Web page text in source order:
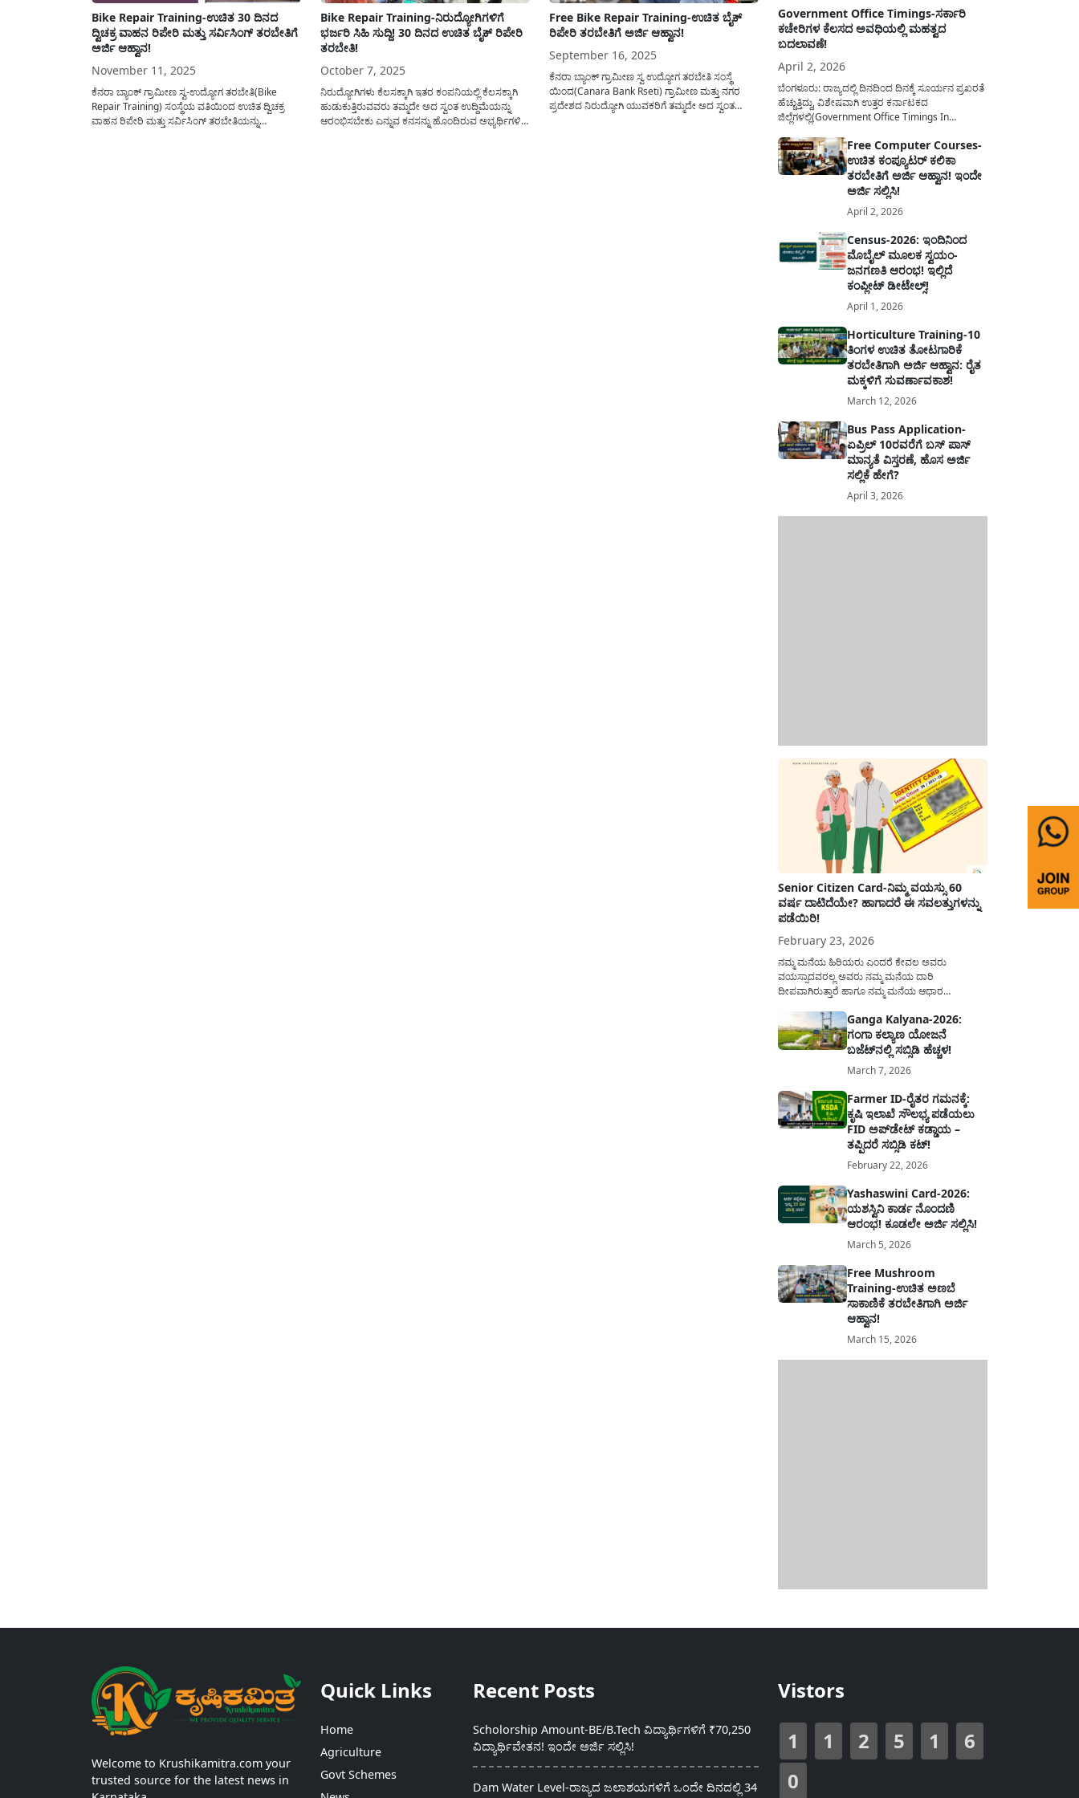
Bike Repair Training-ಉಚಿತ 30 ದಿನದ
ದ್ವಿಚಕ್ರ ವಾಹನ ರಿಪೇರಿ ಮತ್ತು ಸರ್ವಿಸಿಂಗ್ ತರಬೇತಿಗೆ
ಅರ್ಜಿ ಆಹ್ವಾನ!
November 11, 2025
ಕೆನರಾ ಬ್ಯಾಂಕ್ ಗ್ರಾಮೀಣ ಸ್ವ-ಉದ್ಯೋಗ ತರಬೇತಿ(Bike
Repair Training) ಸಂಸ್ಥೆಯ ವತಿಯಿಂದ ಉಚಿತ ದ್ವಿಚಕ್ರ
ವಾಹನ ರಿಪೇರಿ ಮತ್ತು ಸರ್ವಿಸಿಂಗ್ ತರಬೇತಿಯನ್ನು
Bike Repair Training-ನಿರುದ್ಯೋಗಿಗಳಿಗೆ
ಭರ್ಜರಿ ಸಿಹಿ ಸುದ್ದಿ! 30 ದಿನದ ಉಚಿತ ಬೈಕ್ ರಿಪೇರಿ
ತರಬೇತಿ!
October 7, 2025
ನಿರುದ್ಯೋಗಿಗಳು ಕೆಲಸಕ್ಕಾಗಿ ಇತರ ಕಂಪನಿಯಲ್ಲಿ ಕೆಲಸಕ್ಕಾಗಿ
ಹುಡುಕುತ್ತಿರುವವರು ತಮ್ಮದೇ ಅದ ಸ್ವಂತ ಉದ್ದಿಮೆಯನ್ನು
ಆರಂಭಿಸಬೇಕು ಎನ್ನುವ ಕನಸನ್ನು ಹೊಂದಿರುವ ಅಭ್ಯರ್ಥಿಗಳಿಗೆ
Free Bike Repair Training-ಉಚಿತ ಬೈಕ್
ರಿಪೇರಿ ತರಬೇತಿಗೆ ಅರ್ಜಿ ಆಹ್ವಾನ!
September 16, 2025
ಕೆನರಾ ಬ್ಯಾಂಕ್ ಗ್ರಾಮೀಣ ಸ್ವ ಉದ್ಯೋಗ ತರಬೇತಿ ಸಂಸ್ಥೆ
ಯಿಂದ(Canara Bank Rseti) ಗ್ರಾಮೀಣ ಮತ್ತು ನಗರ
ಪ್ರದೇಶದ ನಿರುದ್ಯೋಗಿ ಯುವಕರಿಗೆ ತಮ್ಮದೇ ಅದ ಸ್ವಂತ
Government Office Timings-ಸರ್ಕಾರಿ
ಕಚೇರಿಗಳ ಕೆಲಸದ ಅವಧಿಯಲ್ಲಿ ಮಹತ್ವದ
ಬದಲಾವಣೆ!
April 2, 2026
ಬೆಂಗಳೂರು: ರಾಜ್ಯದಲ್ಲಿ ದಿನದಿಂದ ದಿನಕ್ಕೆ ಸೂರ್ಯನ ಪ್ರಖರತೆ
ಹೆಚ್ಚುತ್ತಿದ್ದು, ವಿಶೇಷವಾಗಿ ಉತ್ತರ ಕರ್ನಾಟಕದ
ಜಿಲ್ಲೆಗಳಲ್ಲಿ(Government Office Timings In
ಹಿನ್ನೆಲೆಯಲ್ಲಿ ಸರ್ಕಾರಿ ನೌಕರರ ಹಿತದೃಷ್ಟಿಯಿಂದ ಹಾಗೂ
ಸಾರ್ವಜನಿಕರ ಅನುಕೂಲಕ್ಕಾಗಿ ಕರ್ನಾಟಕ ಸರ್ಕಾರವು
ಮಹತ್ವದ ನಿರ್ಧಾರವೊಂದನ್ನು ಕೈಗೊಂಡಿದೆ. ಕಿತ್ತೂರು ಕರ್ನಾಟಕ
ಮತ್ತು ಕಲ್ಯಾಣ ಕರ್ನಾಟಕದ ಒಟ್ಟು 9 ಜಿಲ್ಲೆಗಳಲ್ಲಿ ಏಪ್ರಿಲ್...
Free Computer Courses-
ಉಚಿತ ಕಂಪ್ಯೂಟರ್ ಕಲಿಕಾ
ತರಬೇತಿಗೆ ಅರ್ಜಿ ಆಹ್ವಾನ! ಇಂದೇ
ಅರ್ಜಿ ಸಲ್ಲಿಸಿ!
April 2, 2026
Census-2026: ಇಂದಿನಿಂದ
ಮೊಬೈಲ್ ಮೂಲಕ ಸ್ವಯಂ-
ಜನಗಣತಿ ಆರಂಭ! ಇಲ್ಲಿದೆ
ಕಂಪ್ಲೀಟ್ ಡೀಟೇಲ್ಸ್!
April 1, 2026
Horticulture Training-10
ತಿಂಗಳ ಉಚಿತ ತೋಟಗಾರಿಕೆ
ತರಬೇತಿಗಾಗಿ ಅರ್ಜಿ ಆಹ್ವಾನ: ರೈತ
ಮಕ್ಕಳಿಗೆ ಸುವರ್ಣಾವಕಾಶ!
March 12, 2026
Bus Pass Application-
ಏಪ್ರಿಲ್ 10ರವರೆಗೆ ಬಸ್ ಪಾಸ್
ಮಾನ್ಯತೆ ವಿಸ್ತರಣೆ, ಹೊಸ ಅರ್ಜಿ
ಸಲ್ಲಿಕೆ ಹೇಗೆ?
April 3, 2026
Senior Citizen Card-ನಿಮ್ಮ ವಯಸ್ಸು 60
ವರ್ಷ ದಾಟಿದೆಯೇ? ಹಾಗಾದರೆ ಈ ಸವಲತ್ತುಗಳನ್ನು
ಪಡೆಯಿರಿ!
February 23, 2026
ನಮ್ಮ ಮನೆಯ ಹಿರಿಯರು ಎಂದರೆ ಕೇವಲ ಅವರು
ವಯಸ್ಸಾದವರಲ್ಲ ಅವರು ನಮ್ಮ ಮನೆಯ ದಾರಿ
ದೀಪವಾಗಿರುತ್ತಾರೆ ಹಾಗೂ ನಮ್ಮ ಮನೆಯ ಆಧಾರ
ಸಮಾಜಕ್ಕಾಗಿ ದುಡಿತಿರುತ್ತಾರೆ ಹಾಗೆಯೇ ಅವರು ತಮ್ಮ 60
ವರ್ಷಗಳ ನಂತರದ ಜೀವನವನ್ನು ನೆಮ್ಮದಿಯಿಂದ
ಕಳೆಯಬೇಕೆಂಬುದು ಪ್ರತಿಯೊಬ್ಬರ ಕನಸಾಗಿರುತ್ತದೆ ಆದ್ದರಿಂದ
ಸರ್ಕಾರವು ಹಿರಿಯ ನಾಗರಿಕರ ಗುರುತಿನ ಚೀಟಿ...
Ganga Kalyana-2026:
ಗಂಗಾ ಕಲ್ಯಾಣ ಯೋಜನೆ
ಬಜೆಟ್‌ನಲ್ಲಿ ಸಬ್ಸಿಡಿ ಹೆಚ್ಚಳ!
March 7, 2026
Farmer ID-ರೈತರ ಗಮನಕ್ಕೆ:
ಕೃಷಿ ಇಲಾಖೆ ಸೌಲಭ್ಯ ಪಡೆಯಲು
FID ಅಪ್‌ಡೇಟ್ ಕಡ್ಡಾಯ –
ತಪ್ಪಿದರೆ ಸಬ್ಸಿಡಿ ಕಟ್!
February 22, 2026
Yashaswini Card-2026:
ಯಶಸ್ವಿನಿ ಕಾರ್ಡ ನೊಂದಣಿ
ಆರಂಭ! ಕೂಡಲೇ ಅರ್ಜಿ ಸಲ್ಲಿಸಿ!
March 5, 2026
Free Mushroom
Training-ಉಚಿತ ಅಣಬೆ
ಸಾಕಾಣಿಕೆ ತರಬೇತಿಗಾಗಿ ಅರ್ಜಿ
ಆಹ್ವಾನ!
March 15, 2026
Welcome to Krushikamitra.com your
trusted source for the latest news in
Quick Links
Home
Agriculture
Govt Schemes
Recent Posts
Scholorship Amount-BE/B.Tech ವಿದ್ಯಾರ್ಥಿಗಳಿಗೆ ₹70,250
ವಿದ್ಯಾರ್ಥಿವೇತನ! ಇಂದೇ ಅರ್ಜಿ ಸಲ್ಲಿಸಿ!
Dam Water Level-ರಾಜ್ಯದ ಜಲಾಶಯಗಳಿಗೆ ಒಂದೇ ದಿನದಲ್ಲಿ 34
Vistors
1
1 2 5 1
6
0